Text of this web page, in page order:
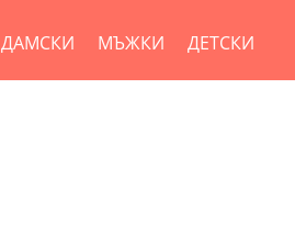
ДАМСКИ МЪЖКИ ДЕТСКИ